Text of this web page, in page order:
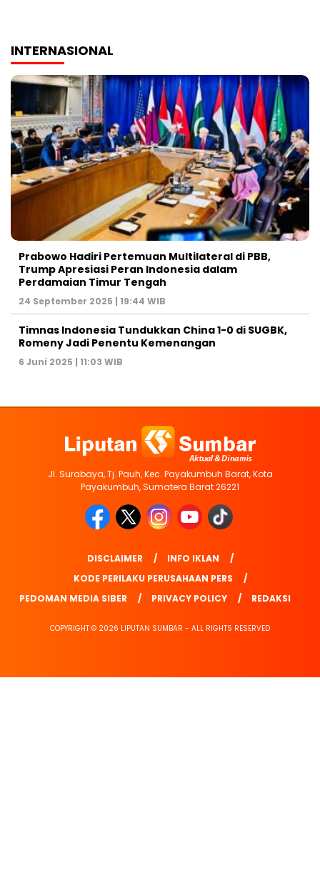
INTERNASIONAL
Prabowo Hadiri Pertemuan Multilateral di PBB,
Trump Apresiasi Peran Indonesia dalam
Perdamaian Timur Tengah
24 September 2025 | 19:44 WIB
Timnas Indonesia Tundukkan China 1-0 di SUGBK,
Romeny Jadi Penentu Kemenangan
6 Juni 2025 | 11:03 WIB
Jl. Surabaya, Tj. Pauh, Kec. Payakumbuh Barat, Kota
Payakumbuh, Sumatera Barat 26221
DISCLAIMER
INFO IKLAN
KODE PERILAKU PERUSAHAAN PERS
PEDOMAN MEDIA SIBER
PRIVACY POLICY REDAKSI
COPYRIGHT © 2026 LIPUTAN SUMBAR - ALL RIGHTS RESERVED